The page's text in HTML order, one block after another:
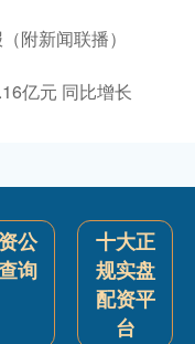
附新闻联播）
亿元 同比增长
公
询
十大正
规实盘
配资平
台